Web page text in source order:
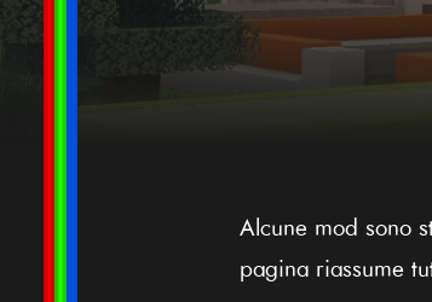
Alcune mod sono
pagina riassume